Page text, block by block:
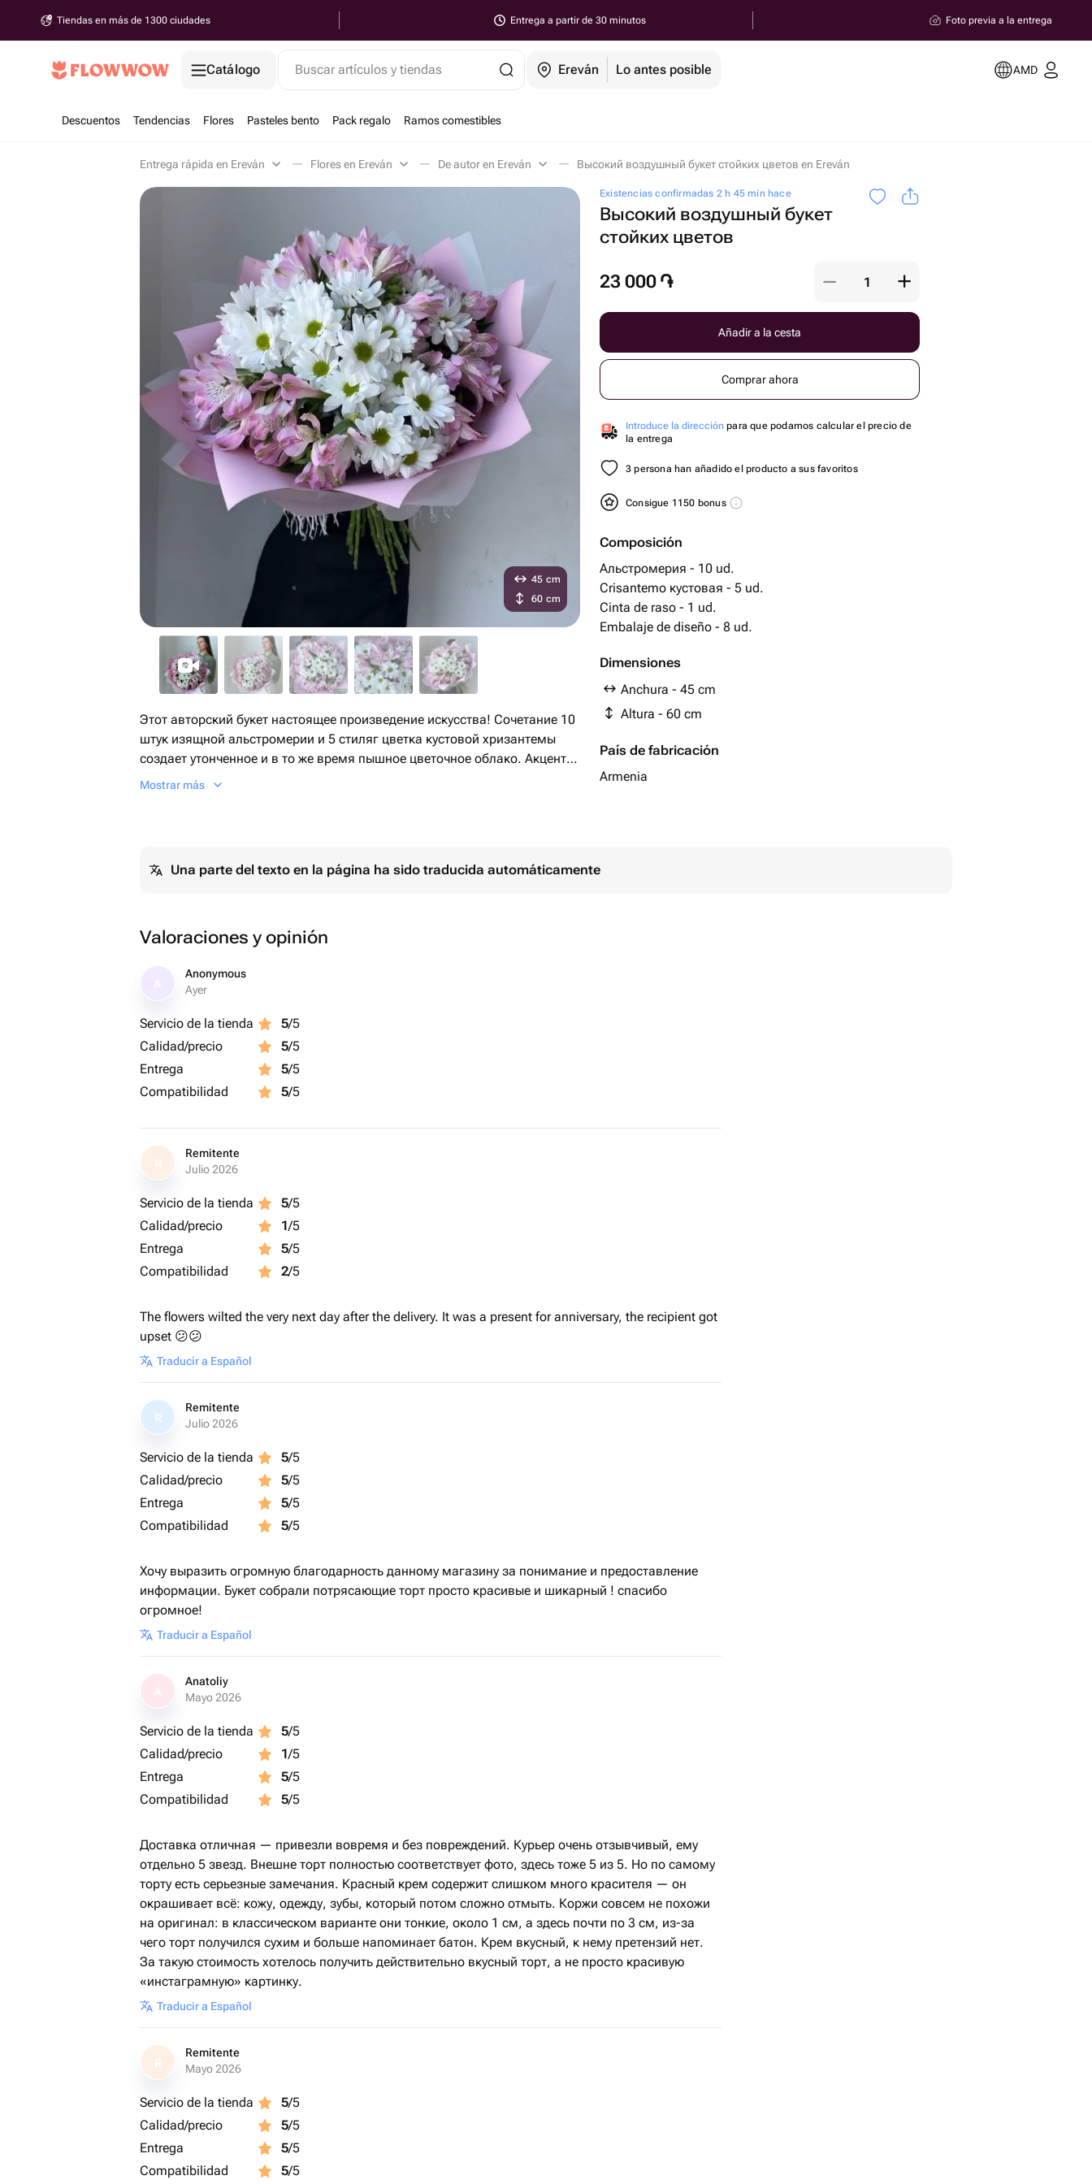
Tiendas en más de 1300 ciudades Entrega a partir de 30 minutos Foto previa a la entrega
Catálogo Buscar artículos y tiendas Ereván Lo antes posible AMD
Descuentos Tendencias Flores Pasteles bento Pack regalo Ramos comestibles
Entrega rápida en Ereván Flores en Ereván De autor en Ereván Высокий воздушный букет стойких цветов en Ereván
Existencias confirmadas 2 h 45 min hace
Высокий воздушный букет
стойких цветов
23 000 ֏
Añadir a la cesta
Comprar ahora
Introduce la dirección para que podamos calcular el precio de
la entrega
3 persona han añadido el producto a sus favoritos
Consigue 1150 bonus
Composición
Альстромерия - 10 ud.
Crisantemo кустовая - 5 ud.
Cinta de raso - 1 ud.
Embalaje de diseño - 8 ud.
Dimensiones
Anchura - 45 cm
Altura - 60 cm
País de fabricación
Armenia
45 cm
60 cm
Этот авторский букет настоящее произведение искусства! Сочетание 10
штук изящной альстромерии и 5 стиляг цветка кустовой хризантемы
создает утонченное и в то же время пышное цветочное облако. Акценты
этого композиции нежно подчеркнуты двумя атласными лентами,
Mostrar más
Una parte del texto en la página ha sido traducida automáticamente
Valoraciones y opinión
Anonymous
Ayer
Servicio de la tienda 5/5
Calidad/precio
5/5
Entrega
5/5
Compatibilidad
5/5
R
Remitente
Julio 2026
Servicio de la tienda 5/5
Calidad/precio
1/5
Entrega
5/5
Compatibilidad
2/5
The flowers wilted the very next day after the delivery. It was a present for anniversary, the recipient got
upset 😕😕
Traducir a Español
R
Remitente
Julio 2026
Servicio de la tienda 5/5
Calidad/precio
5/5
Entrega
5/5
Compatibilidad
5/5
Хочу выразить огромную благодарность данному магазину за понимание и предоставление
информации. Букет собрали потрясающие торт просто красивые и шикарный ! спасибо
огромное!
Traducir a Español
Anatoliy
Mayo 2026
Servicio de la tienda 5/5
Calidad/precio
1/5
Entrega
5/5
Compatibilidad
5/5
Доставка отличная — привезли вовремя и без повреждений. Курьер очень отзывчивый, ему
отдельно 5 звезд. Внешне торт полностью соответствует фото, здесь тоже 5 из 5. Но по самому
торту есть серьезные замечания. Красный крем содержит слишком много красителя — он
окрашивает всё: кожу, одежду, зубы, который потом сложно отмыть. Коржи совсем не похожи
на оригинал: в классическом варианте они тонкие, около 1 см, а здесь почти по 3 см, из-за
чего торт получился сухим и больше напоминает батон. Крем вкусный, к нему претензий нет.
За такую стоимость хотелось получить действительно вкусный торт, а не просто красивую
«инстаграмную» картинку.
Traducir a Español
R
Remitente
Mayo 2026
Servicio de la tienda 5/5
Calidad/precio
5/5
Entrega
5/5
Compatibilidad
5/5